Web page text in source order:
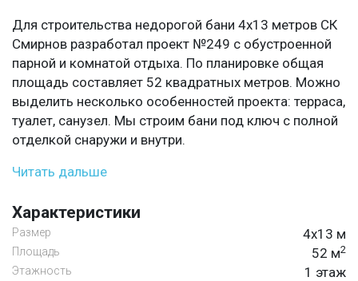
Для строительства недорогой бани 4х13 метров СК
Смирнов разработал проект №249 с обустроенной
парной и комнатой отдыха. По планировке общая
площадь составляет 52 квадратных метров. Можно
выделить несколько особенностей проекта: терраса,
туалет, санузел. Мы строим бани под ключ с полной
отделкой снаружи и внутри.
Читать дальше
Характеристики
Размер 4х13 м
Площадь 52 м2
Этажность 1 этаж